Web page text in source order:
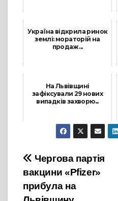
Україна відкрила ринок
землі: мораторій на
продаж ...
На Львівщині
зафіксували 29 нових
випадків захворю...
1 Липня, 2021
Навігація
записів
Чергова партія
вакцини «Pfizer»
прибула на